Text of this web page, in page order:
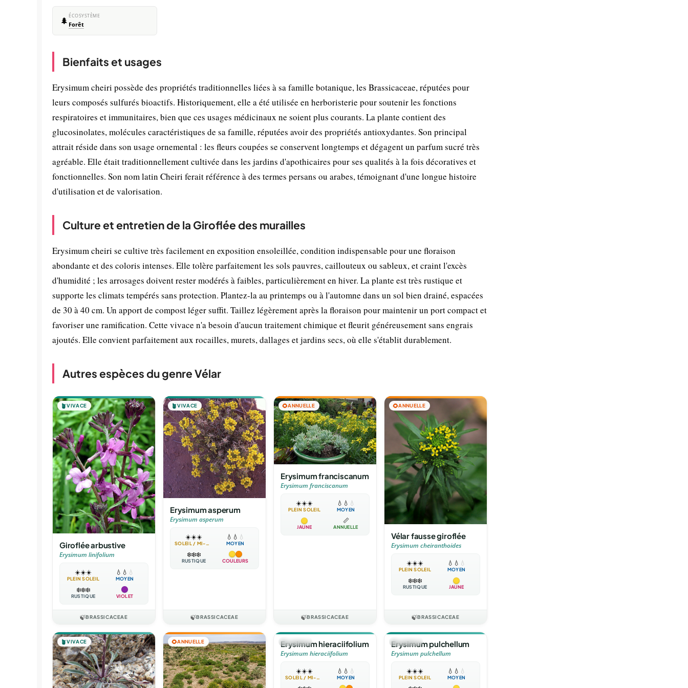
🌲 ÉCOSYSTÈME
Forêt
Bienfaits et usages
Erysimum cheiri possède des propriétés traditionnelles liées à sa famille botanique, les Brassicaceae, réputées pour
leurs composés sulfurés bioactifs. Historiquement, elle a été utilisée en herboristerie pour soutenir les fonctions
respiratoires et immunitaires, bien que ces usages médicinaux ne soient plus courants. La plante contient des
glucosinolates, molécules caractéristiques de sa famille, réputées avoir des propriétés antioxydantes. Son principal
attrait réside dans son usage ornemental : les fleurs coupées se conservent longtemps et dégagent un parfum sucré très
agréable. Elle était traditionnellement cultivée dans les jardins d'apothicaires pour ses qualités à la fois décoratives et
fonctionnelles. Son nom latin Cheiri ferait référence à des termes persans ou arabes, témoignant d'une longue histoire
d'utilisation et de valorisation.
Culture et entretien de la Giroflée des murailles
Erysimum cheiri se cultive très facilement en exposition ensoleillée, condition indispensable pour une floraison
abondante et des coloris intenses. Elle tolère parfaitement les sols pauvres, caillouteux ou sableux, et craint l'excès
d'humidité ; les arrosages doivent rester modérés à faibles, particulièrement en hiver. La plante est très rustique et
supporte les climats tempérés sans protection. Plantez-la au printemps ou à l'automne dans un sol bien drainé, espacées
de 30 à 40 cm. Un apport de compost léger suffit. Taillez légèrement après la floraison pour maintenir un port compact et
favoriser une ramification. Cette vivace n'a besoin d'aucun traitement chimique et fleurit généreusement sans engrais
ajoutés. Elle convient parfaitement aux rocailles, murets, dallages et jardins secs, où elle s'établit durablement.
Autres espèces du genre Vélar
🪴VIVACE
Giroflée arbustive
Erysimum linifolium
☀️☀️☀️
PLEIN SOLEIL
💧 💧 💧
MOYEN
❄️❄️❄️
RUSTIQUE VIOLET
🍃BRASSICACEAE
🪴VIVACE
Erysimum asperum
Erysimum asperum
☀️☀️☀️
SOLEIL / MI-OMBRE
💧 💧 💧
MOYEN
❄️❄️❄️
RUSTIQUE COULEURS
🍃BRASSICACEAE
🌻ANNUELLE
Erysimum franciscanum
Erysimum franciscanum
☀️☀️☀️
PLEIN SOLEIL
💧 💧 💧
MOYEN
JAUNE
📏
ANNUELLE
🍃BRASSICACEAE
🌻ANNUELLE
Vélar fausse giroflée
Erysimum cheiranthoides
☀️☀️☀️
PLEIN SOLEIL
💧 💧 💧
MOYEN
❄️❄️❄️
RUSTIQUE JAUNE
🍃BRASSICACEAE
🪴VIVACE 🌻ANNUELLE 🪴VIVACE
Erysimum hieraciifolium
Erysimum hieraciifolium
☀️☀️☀️
SOLEIL / MI-OMBRE
💧 💧 💧
MOYEN
🪴VIVACE
Erysimum pulchellum
Erysimum pulchellum
☀️☀️☀️
PLEIN SOLEIL
💧 💧 💧
MOYEN